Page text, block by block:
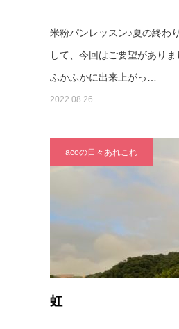
米粉パンレッスン♪夏の終
して、今回はご要望があり
ふかふかに出来上がっ…
2022.08.26
acoの日々あれこれ
虹